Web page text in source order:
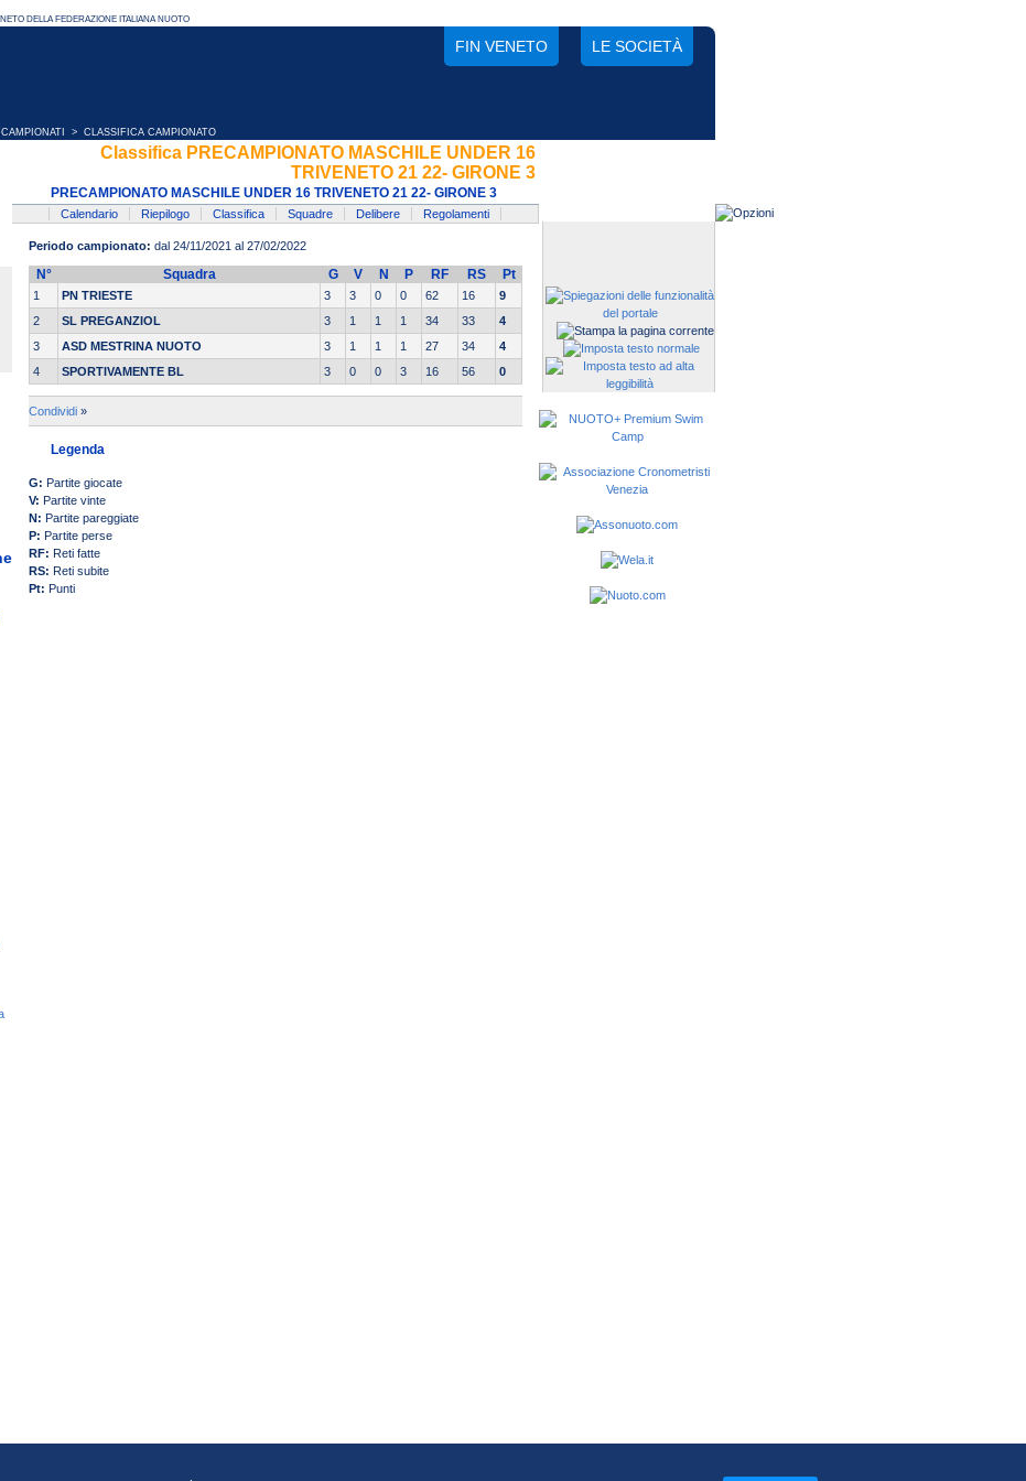
FIN VENETO LE SOCIETÀ
CAMPIONATI > CLASSIFICA CAMPIONATO
Classifica PRECAMPIONATO MASCHILE UNDER 16
TRIVENETO 21 22- GIRONE 3
PRECAMPIONATO MASCHILE UNDER 16 TRIVENETO 21 22- GIRONE 3
Calendario Riepilogo Classifica Squadre Delibere Regolamenti
Periodo campionato: dal 24/11/2021 al 27/02/2022
N° Squadra G V N P RF RS Pt
1 PN TRIESTE 3 3 0 0 62 16
9
2
SL PREGANZIOL 3 1 1 1 34 33
4
3
ASD MESTRINA NUOTO 3 1 1 1 27 34
4
4
SPORTIVAMENTE BL 3 0 0 3 16 56 0
Condividi »
Legenda
G: Partite giocate
V: Partite vinte
N: Partite pareggiate
P: Partite perse
RF: Reti fatte
RS: Reti subite
Pt: Punti